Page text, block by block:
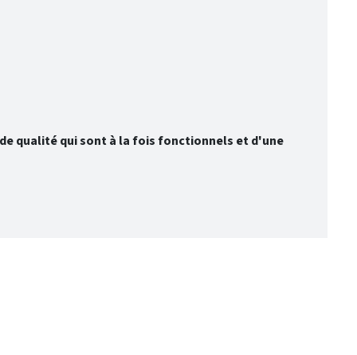
qualité qui sont à la fois fonctionnels et d'une